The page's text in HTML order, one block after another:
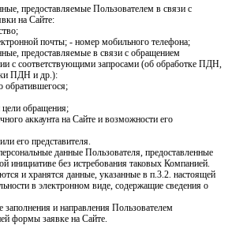
предоставляемые Пользователем в связи с
на Сайте:
почты; - номер мобильного телефона;
предоставляемые в связи с обращением
с соответствующими запросами (об обработке ПДН,
ПДН и др.):
обратившегося;
цели обращения;
аккаунта на Сайте и возможности его
его представителя.
данные Пользователя, предоставленные
инициативе без истребования таковых Компанией.
и хранятся данные, указанные в п.3.2. настоящей
в электронном виде, содержащие сведения о
заполнения и направления Пользователем
формы заявке на Сайте.